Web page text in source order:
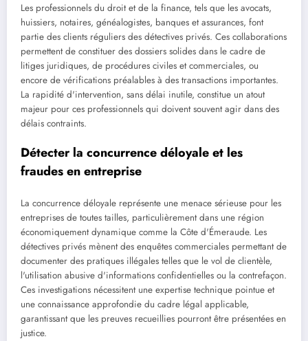
Les professionnels du droit et de la finance, tels que les avocats,
huissiers, notaires, généalogistes, banques et assurances, font
partie des clients réguliers des détectives privés. Ces collaborations
permettent de constituer des dossiers solides dans le cadre de
litiges juridiques, de procédures civiles et commerciales, ou
encore de vérifications préalables à des transactions importantes.
La rapidité d'intervention, sans délai inutile, constitue un atout
majeur pour ces professionnels qui doivent souvent agir dans des
délais contraints.
Détecter la concurrence déloyale et les
fraudes en entreprise
La concurrence déloyale représente une menace sérieuse pour les
entreprises de toutes tailles, particulièrement dans une région
économiquement dynamique comme la Côte d'Émeraude. Les
détectives privés mènent des enquêtes commerciales permettant de
documenter des pratiques illégales telles que le vol de clientèle,
l'utilisation abusive d'informations confidentielles ou la contrefaçon.
Ces investigations nécessitent une expertise technique pointue et
une connaissance approfondie du cadre légal applicable,
garantissant que les preuves recueillies pourront être présentées en
justice.